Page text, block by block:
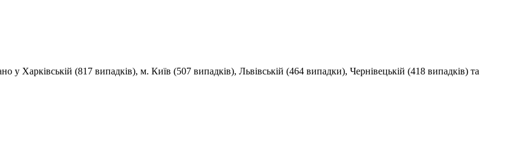
у Харківській (817 випадків), м. Київ (507 випадків), Львівській (464 випадки), Чернівецькій (418 випадків) та